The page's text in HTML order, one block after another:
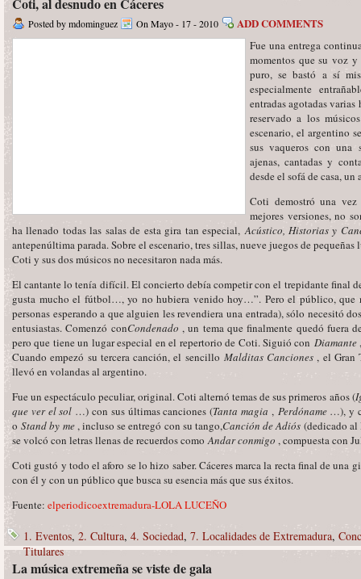
Posted by mdominguez On Mayo - 17 - 2010 ADD COMMENTS
Fue una entrega
momentos que su voz
puro, se bastó a sí
especialmente
entradas agotadas
reservado a los
escenario, el argentino
sus vaqueros con una
ajenas, cantadas y
desde el sofá de casa,
Coti demostró una vez
mejores versiones, no
ha llenado todas las salas de esta gira tan especial,Acústico, Historias y
antepenúltima parada. Sobre el escenario, tres sillas, nueve juegos de
Coti y sus dos músicos no necesitaron nada más.
El cantante lo tenía difícil. El concierto debía competir con el trepidante final
gusta mucho el fútbol…, yo no hubiera venido hoy…”. Pero el público, que
personas esperando a que alguien les revendiera una entrada), sólo necesitó
entusiastas. Comenzó conCondenado , un tema que finalmente quedó fuera
pero que tiene un lugar especial en el repertorio de Coti. Siguió con Diamante
Cuando empezó su tercera canción, el sencillo Malditas Canciones, el Gran
llevó en volandas al argentino.
Fue un espectáculo peculiar, original. Coti alternó temas de sus primeros años (
que ver el sol …) con sus últimas canciones (Tanta magia , Perdóname …), y
oStand by me, incluso se entregó con su tango,Canción de Adiós (dedicado al
se volcó con letras llenas de recuerdos comoAndar conmigo , compuesta con
Coti gustó y todo el aforo se lo hizo saber. Cáceres marca la recta final de una
con él y con un público que busca su esencia más que sus éxitos.
Fuente: elperiodicoextremadura-LOLA LUCEÑO
1. Eventos, 2. Cultura, 4. Sociedad, 7. Localidades de Extremadura,
Titulares
La música extremeña se viste de gala